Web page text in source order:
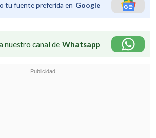
tu fuente preferida en Google
nuestro canal de Whatsapp